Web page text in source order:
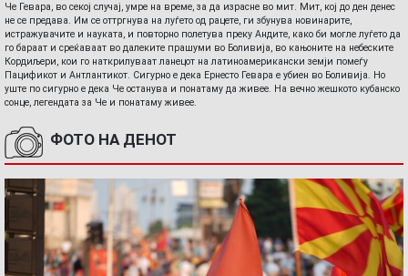
Че Гевара, во секој случај, умре на време, за да израсне во мит. Мит, кој до ден денес
не се предава. Им се оттргнува на луѓето од рацете, ги збунува новинарите,
истражувачите и науката, и повторно полетува преку Андите, како би могле луѓето да
го бараат и среќаваат во далеките прашуми во Боливија, во кањоните на небеските
Кордиљери, кои го наткрилуваат ланецот на латиноамерикански земји помеѓу
Пацификот и Антлантикот. Сигурно е дека Ернесто Гевара е убиен во Боливија. Но
уште по сигурно е дека Че останува и понатаму да живее. На вечно жешкото кубанско
сонце, легендата за Че и понатаму живее.
ФОТО НА ДЕНОТ